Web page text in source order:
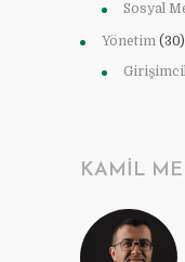
Sosyal
Yönetim (30)
KAMIL